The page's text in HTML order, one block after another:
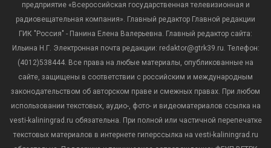
предприятие «Всероссийская государственная телевизионная и
радиовещательная компания». Главный редактор Главной редакции
ГИК "Россия" - Панина Елена Валерьевна. Главный редактор сайта:
Ильина Н.Г. Электронная почта редакции: redaktor@gtrk39.ru. Телефон:
(4012)538444. Все права на любые материалы, опубликованные на
сайте, защищены в соответствии с российским и международным
законодательством об авторском праве и смежных правах. При любом
использовании текстовых, аудио-, фото- и видеоматериалов ссылка на
vesti-kaliningrad.ru обязательна. При полной или частичной перепечатке
текстовых материалов в интернете гиперссылка на vesti-kaliningrad.ru